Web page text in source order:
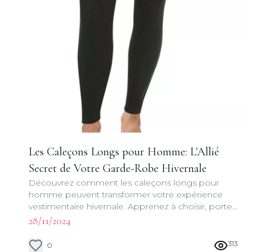
Les Caleçons Longs pour Homme: L'Allié
Secret de Votre Garde-Robe Hivernale
Découvrez comment les caleçons longs pour
homme peuvent transformer votre expérience
vestimentaire hivernale. Apprenez à choisir, porter
et entretenir ces indispensables du dressing
28/11/2024
0 313